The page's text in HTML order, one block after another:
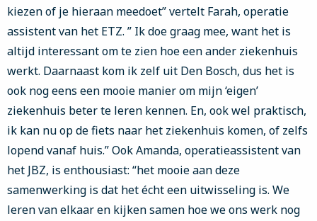
kiezen of je hieraan meedoet” vertelt Farah, operatie
assistent van het ETZ. ” Ik doe graag mee, want het is
altijd interessant om te zien hoe een ander ziekenhuis
werkt. Daarnaast kom ik zelf uit Den Bosch, dus het is
ook nog eens een mooie manier om mijn ‘eigen’
ziekenhuis beter te leren kennen. En, ook wel praktisch,
ik kan nu op de fiets naar het ziekenhuis komen, of zelfs
lopend vanaf huis.” Ook Amanda, operatieassistent van
het JBZ, is enthousiast: “het mooie aan deze
samenwerking is dat het écht een uitwisseling is. We
leren van elkaar en kijken samen hoe we ons werk nog